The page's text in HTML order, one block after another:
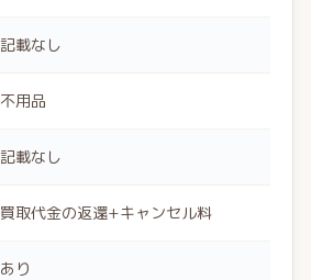
記載なし
不用品
記載なし
買取代金の返還+キャンセル料
あり